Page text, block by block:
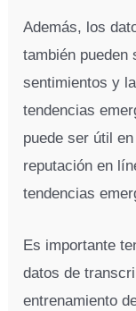
Además, los
también pueden
sentimientos y
tendencias
puede ser útil
reputación en
tendencias
Es importante
datos de
entrenamiento